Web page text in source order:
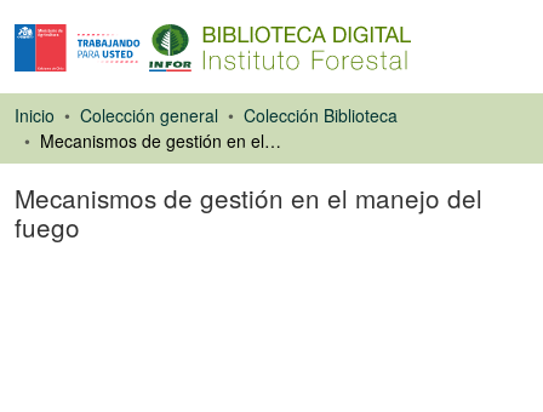
Inicio Colección general
Colección Biblioteca
Mecanismos de gestión en el manejo del fuego
Mecanismos de gestión en el manejo del
fuego